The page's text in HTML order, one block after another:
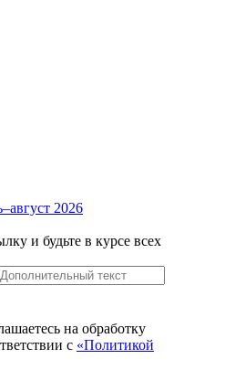
2026
и будьте в курсе всех
на обработку
с «Политикой